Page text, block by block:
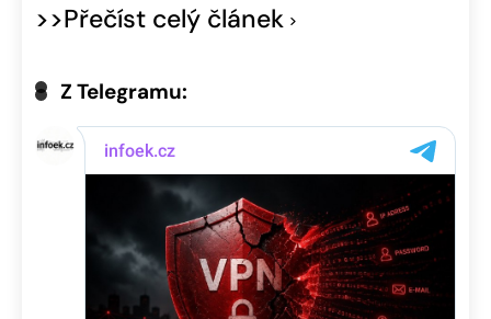
>>Přečíst celý článek
Z Telegramu: